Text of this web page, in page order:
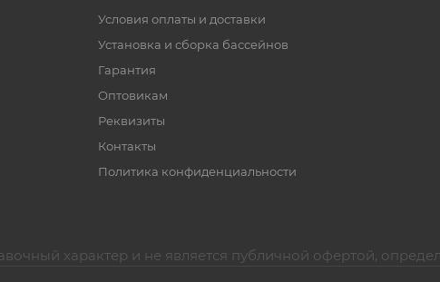
Условия оплаты и доставки
Установка и сборка бассейнов
Гарантия
Оптовикам
Реквизиты
Контакты
Политика конфиденциальности
характер и не является публичной офертой,